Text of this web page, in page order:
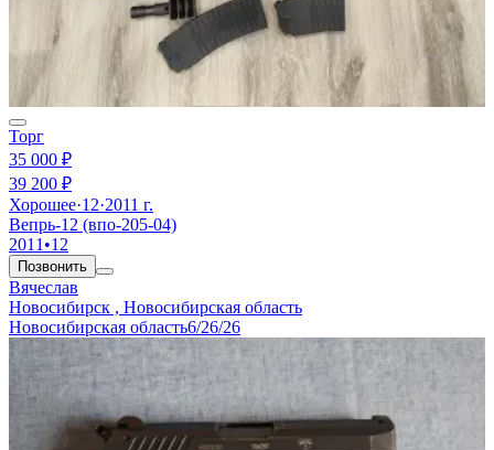
Торг
35 000 ₽
39 200 ₽
Хорошее·12·2011 г.
Вепрь-12 (впо-205-04)
2011 •12
Позвонить
Вячеслав
Новосибирск , Новосибирская область
Новосибирская область6/26/26